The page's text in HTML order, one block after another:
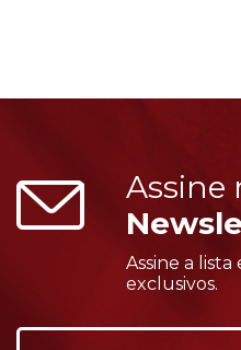
Assine
Assine a
exclusivos.